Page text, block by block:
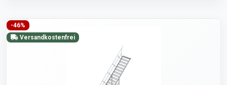
-46%
Versandkostenfrei